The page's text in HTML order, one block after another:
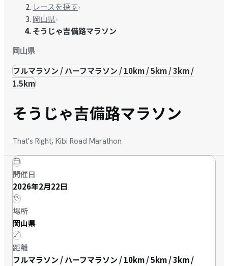
レースを探す›
岡山県›
そうじゃ吉備路マラソン
岡山県
フルマラソン / ハーフマラソン / 10km / 5km / 3km /
1.5km
そうじゃ吉備路マラソン
That's Right, Kibi Road Marathon
開催日
2026年2月22日
場所
岡山県
距離
フルマラソン / ハーフマラソン / 10km / 5km / 3km /